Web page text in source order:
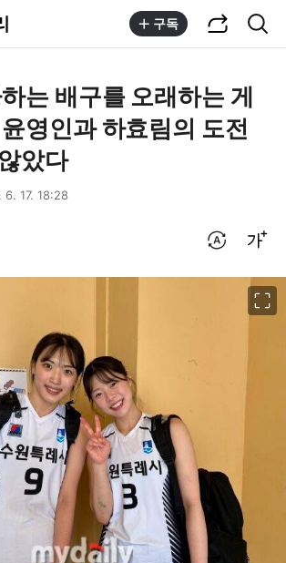
구독
는 배구를 오래하는 게
영인과 하효림의 도전
았다
6. 17. 18:28